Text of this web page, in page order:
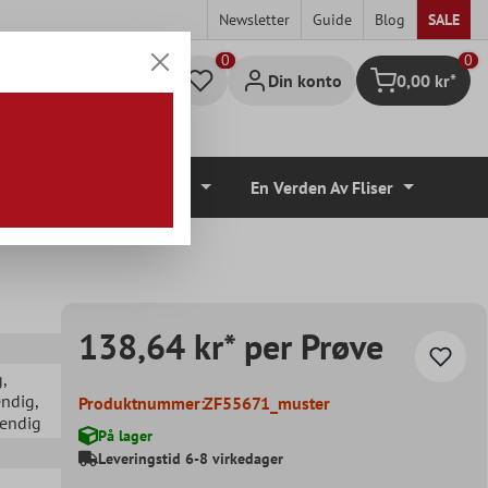
Newsletter Guide Blog SALE
Din konto Handlekurv
0
0,00 kr*
En Verden Av Fliser
,
,
138,64 kr* per Prøve
Produktnummer:ZF55671_muster
På lager
Leveringstid 6-8 virkedager